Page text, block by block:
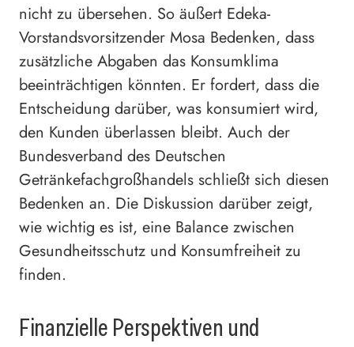
nicht zu übersehen. So äußert Edeka-
Vorstandsvorsitzender Mosa Bedenken, dass
zusätzliche Abgaben das Konsumklima
beeinträchtigen könnten. Er fordert, dass die
Entscheidung darüber, was konsumiert wird,
den Kunden überlassen bleibt. Auch der
Bundesverband des Deutschen
Getränkefachgroßhandels schließt sich diesen
Bedenken an. Die Diskussion darüber zeigt,
wie wichtig es ist, eine Balance zwischen
Gesundheitsschutz und Konsumfreiheit zu
finden.
Finanzielle Perspektiven und